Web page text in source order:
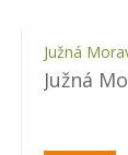
Južná
Južná